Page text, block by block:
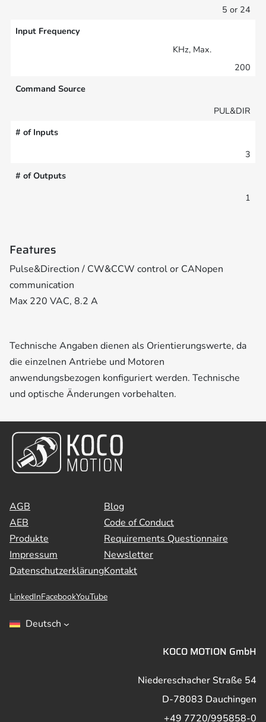
5 or 24
Input Frequency
KHz, Max.
200
Command Source
PUL&DIR
# of Inputs
3
# of Outputs
1
Features
Pulse&Direction / CW&CCW control or CANopen
communication
Max 220 VAC, 8.2 A
Technische Angaben dienen als Orientierungswerte, da
die einzelnen Antriebe und Motoren
anwendungsbezogen konfiguriert werden. Technische
und optische Änderungen vorbehalten.
AGB
AEB
Produkte
Impressum
Datenschutzerklärung
Blog
Code of Conduct
Requirements Questionnaire
Newsletter
Kontakt
LinkedInFacebookYouTube
Deutsch
KOCO MOTION GmbH
Niedereschacher Straße 54
D-78083 Dauchingen
+49 7720/995858-0